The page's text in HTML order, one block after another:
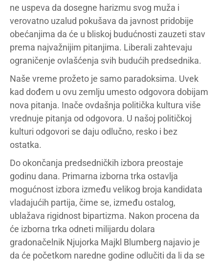
ne uspeva da dosegne harizmu svog muža i
verovatno uzalud pokušava da javnost pridobije
obećanjima da će u bliskoj budućnosti zauzeti stav
prema najvažnijim pitanjima. Liberali zahtevaju
ograničenje ovlašćenja svih budućih predsednika.
Naše vreme prožeto je samo paradoksima. Uvek
kad dođem u ovu zemlju umesto odgovora dobijam
nova pitanja. Inače ovdašnja politička kultura više
vrednuje pitanja od odgovora. U našoj političkoj
kulturi odgovori se daju odlučno, resko i bez
ostatka.
Do okončanja predsedničkih izbora preostaje
godinu dana. Primarna izborna trka ostavlja
mogućnost izbora između velikog broja kandidata
vladajućih partija, čime se, između ostalog,
ublažava rigidnost bipartizma. Nakon procena da
će izborna trka odneti milijardu dolara
gradonačelnik Njujorka Majkl Blumberg najavio je
da će početkom naredne godine odlučiti da li da se